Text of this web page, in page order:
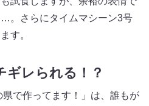
。さらにタイムマシーン3号
す。
ギレられる！？
県で作ってます！」は、誰もが